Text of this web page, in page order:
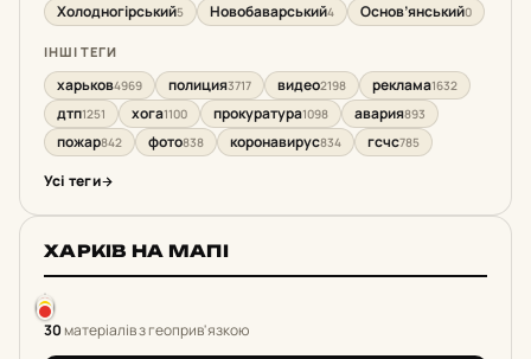
Холодногірський5 Новобаварський4 Основ’янський0
ІНШІ ТЕГИ
харьков4969 полиция3717 видео2198 реклама1632
дтп1251 хога1100 прокуратура1098 авария893
пожар842 фото838 коронавирус834 гсчс785
Усі теги
ХАРКІВ НА МАПІ
30матеріалів з геоприв'язкою